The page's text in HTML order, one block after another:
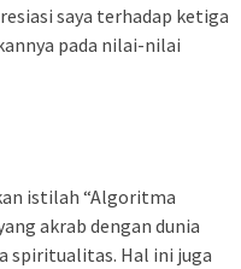
saya terhadap ketiga
pada nilai-nilai
istilah “Algoritma
akrab dengan dunia
spiritualitas. Hal ini juga